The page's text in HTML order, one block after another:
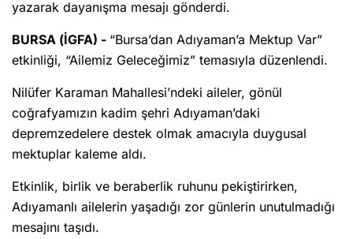
yazarak dayanışma mesajı gönderdi.
BURSA (İGFA) - “Bursa’dan Adıyaman’a Mektup Var”
etkinliği, “Ailemiz Geleceğimiz” temasıyla düzenlendi.
Nilüfer Karaman Mahallesi’ndeki aileler, gönül
coğrafyamızın kadim şehri Adıyaman’daki
depremzedelere destek olmak amacıyla duygusal
mektuplar kaleme aldı.
Etkinlik, birlik ve beraberlik ruhunu pekiştirirken,
Adıyamanlı ailelerin yaşadığı zor günlerin unutulmadığı
mesajını taşıdı.